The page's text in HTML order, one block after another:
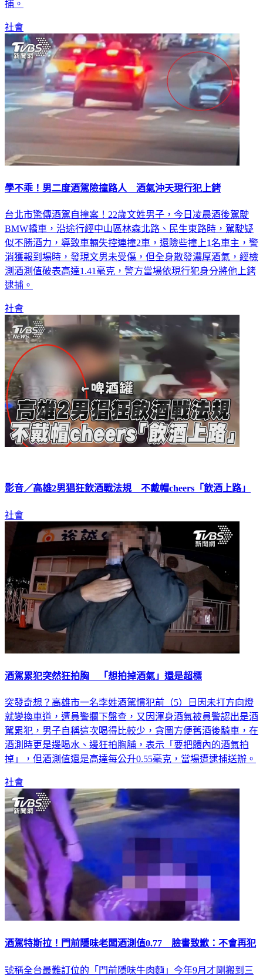
捕。
社會
學不乖！男二度酒駕險撞路人 酒氣沖天現行犯上銬
台北市驚傳酒駕自撞案！22歲文姓男子，今日凌晨酒後駕駛
BMW轎車，沿途行經中山區林森北路、民生東路時，駕駛疑
似不勝酒力，導致車輛失控連撞2車，還險些撞上1名車主，警
消獲報到場時，發現文男未受傷，但全身散發濃厚酒氣，經檢
測酒測值破表高達1.41毫克，警方當場依現行犯身分將他上銬
逮捕。
社會
影音／高雄2男猖狂飲酒戰法規 不戴帽cheers「飲酒上路」
社會
酒駕累犯突然狂拍胸 「想拍掉酒氣」還是超標
突發奇想？高雄市一名李姓酒駕慣犯前（5）日因未打方向燈
就變換車道，遭員警攔下盤查，又因渾身酒氣被員警認出是酒
駕累犯，男子自稱這次喝得比較少，貪圖方便舊酒後騎車，在
酒測時更是邊喝水、邊狂拍胸脯，表示「要把體內的酒氣拍
掉」，但酒測值還是高達每公升0.55毫克，當場遭逮捕送辦。
社會
酒駕特斯拉！門前隱味老闆酒測值0.77 臉書致歉：不會再犯
號稱全台最難訂位的「門前隱味牛肉麵」今年9月才剛搬到三